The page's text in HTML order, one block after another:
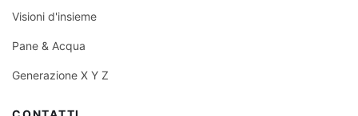
Visioni d'insieme
Pane & Acqua
Generazione X Y Z